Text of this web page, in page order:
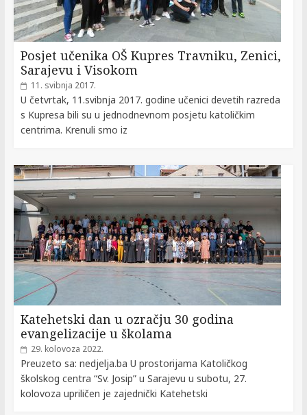
Posjet učenika OŠ Kupres Travniku, Zenici,
Sarajevu i Visokom
11. svibnja 2017.
U četvrtak, 11.svibnja 2017. godine učenici devetih razreda
s Kupresa bili su u jednodnevnom posjetu katoličkim
centrima. Krenuli smo iz
Katehetski dan u ozračju 30 godina
evangelizacije u školama
29. kolovoza 2022.
Preuzeto sa: nedjelja.ba U prostorijama Katoličkog
školskog centra “Sv. Josip” u Sarajevu u subotu, 27.
kolovoza upriličen je zajednički Katehetski